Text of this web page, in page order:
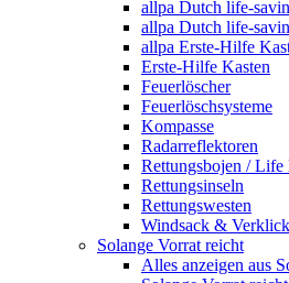
allpa Dutch life-
allpa Dutch life-
allpa Erste-Hilfe
Erste-Hilfe Kasten
Feuerlöscher
Feuerlöschsysteme
Kompasse
Radarreflektoren
Rettungsbojen / Life
Rettungsinseln
Rettungswesten
Windsack &
Solange Vorrat reicht
Alles anzeigen aus